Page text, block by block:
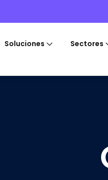
Soluciones Sectores